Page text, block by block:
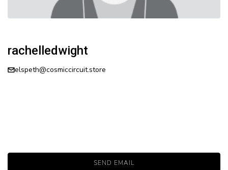
rachelledwight
elspeth@cosmiccircuit.store
SEND EMAIL